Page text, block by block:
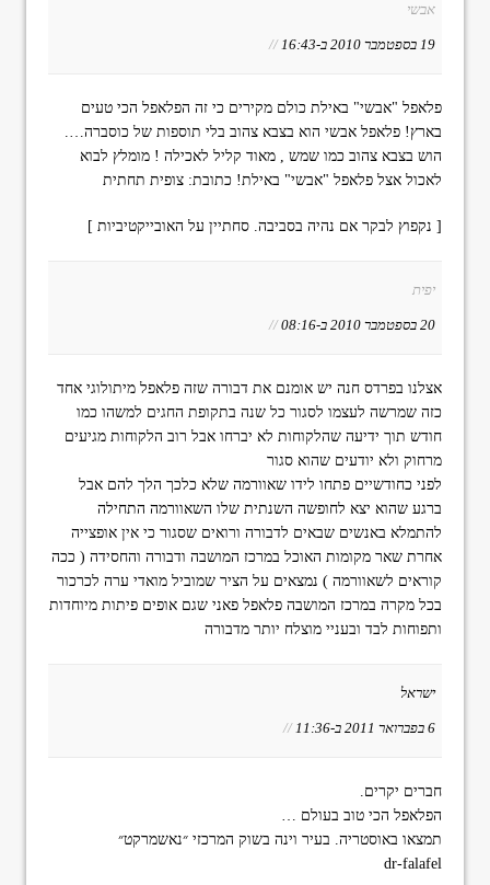
אבשי
19 בספטמבר 2010 ב-16:43 //
פלאפל "אבשי" באילת כולם מקירים כי זה הפלאפל הכי טעים
בארץ! פלאפל אבשי הוא בצבא צהוב בלי תוספות של כוסברה….
הוש בצבא צהוב כמו שמש , מאוד קליל לאכילה ! מומלץ לבוא
לאכול אצל פלאפל "אבשי" באילת! כתובת: צופית תחתית
[ נקפוץ לבקר אם נהיה בסביבה. סחתיין על האובייקטיביות ]
יפית
20 בספטמבר 2010 ב-08:16 //
אצלנו בפרדס חנה יש אומנם את דבורה שזה פלאפל מיתולוגי אחד
כזה שמרשה לעצמו לסגור כל שנה בתקופת החגים למשהו כמו
חודש תוך ידיעה שהלקוחות לא יברחו אבל רוב הלקוחות מגיעים
מרחוק ולא יודעים שהוא סגור
לפני כחודשיים פתחו לידו שאוורמה שלא כלכך הלך להם אבל
ברגע שהוא יצא לחופשה השנתית שלו השאוורמה התחילה
להתמלא באנשים שבאים לדבורה ורואים שסגור כי אין אופצייה
אחרת שאר מקומות האוכל במרכז המושבה ודבורה והחסידה ( ככה
קוראים לשאוורמה ) נמצאים על הציר שמוביל מואדי ערה לכרכור
בכל מקרה במרכז המושבה פלאפל פאני שגם אופים פיתות מיוחדות
ותפוחות לבד ובעניי מוצלח יותר מדבורה
ישראל
6 בפברואר 2011 ב-11:36 //
חברים יקרים.
הפלאפל הכי טוב בעולם …
תמצאו באוסטריה. בעיר וינה בשוק המרכזי ״נאשמרקט״
dr-falafel